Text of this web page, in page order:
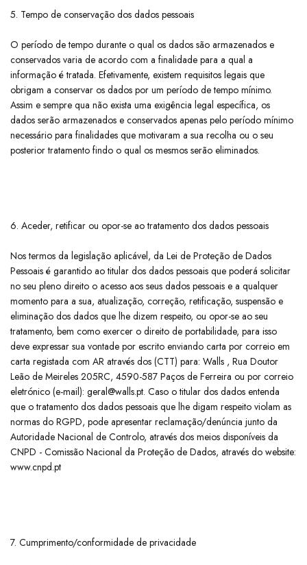
5. Tempo de conservação dos dados pessoais
​O período de tempo durante o qual os dados são armazenados e
conservados varia de acordo com a finalidade para a qual a
informação é tratada. Efetivamente, existem requisitos legais que
obrigam a conservar os dados por um período de tempo mínimo.
Assim e sempre qua não exista uma exigência legal específica, os
dados serão armazenados e conservados apenas pelo período mínimo
necessário para finalidades que motivaram a sua recolha ou o seu
posterior tratamento findo o qual os mesmos serão eliminados.
6. Aceder, retificar ou opor-se ao tratamento dos dados pessoais
​Nos termos da legislação aplicável, da Lei de Proteção de Dados
Pessoais é garantido ao titular dos dados pessoais que poderá solicitar
no seu pleno direito o acesso aos seus dados pessoais e a qualquer
momento para a sua, atualização, correção, retificação, suspensão e
eliminação dos dados que lhe dizem respeito, ou opor-se ao seu
tratamento, bem como exercer o direito de portabilidade, para isso
deve expressar sua vontade por escrito enviando carta por correio em
carta registada com AR através dos (CTT) para: Walls , Rua Doutor
Leão de Meireles 205RC, 4590-587 Paços de Ferreira ou por correio
eletrónico (e-mail): geral@walls.pt. Caso o titular dos dados entenda
que o tratamento dos dados pessoais que lhe digam respeito violam as
normas do RGPD, pode apresentar reclamação/denúncia junto da
Autoridade Nacional de Controlo, através dos meios disponíveis da
CNPD - Comissão Nacional da Proteção de Dados, através do website:
www.cnpd.pt
7. Cumprimento/conformidade de privacidade